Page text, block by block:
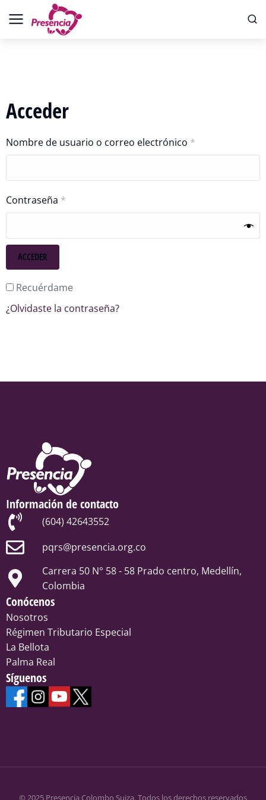
Acceder
Nombre de usuario o correo electrónico *
Contraseña *
ACCEDER
Recuérdame
¿Olvidaste la contraseña?
Información de contacto
(604) 42643552
pqrs@presencia.org.co
Carrera 50 N° 58 - 58 Prado centro, Medellín,
Colombia
Conócenos
Nosotros
Régimen Tributario Especial
La Bellota
Palma Real
Síguenos
© 2025 Presencia Colombo Suiza. Todos los derechos reservados